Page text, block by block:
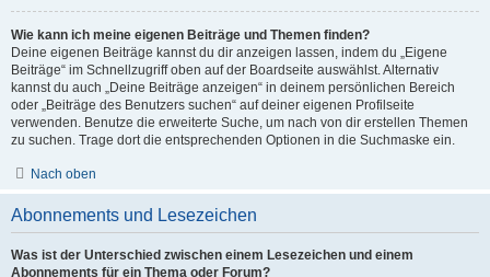
Wie kann ich meine eigenen Beiträge und Themen finden?
Deine eigenen Beiträge kannst du dir anzeigen lassen, indem du „Eigene
Beiträge“ im Schnellzugriff oben auf der Boardseite auswählst. Alternativ
kannst du auch „Deine Beiträge anzeigen“ in deinem persönlichen Bereich
oder „Beiträge des Benutzers suchen“ auf deiner eigenen Profilseite
verwenden. Benutze die erweiterte Suche, um nach von dir erstellen Themen
zu suchen. Trage dort die entsprechenden Optionen in die Suchmaske ein.
Nach oben
Abonnements und Lesezeichen
Was ist der Unterschied zwischen einem Lesezeichen und einem
Abonnements für ein Thema oder Forum?